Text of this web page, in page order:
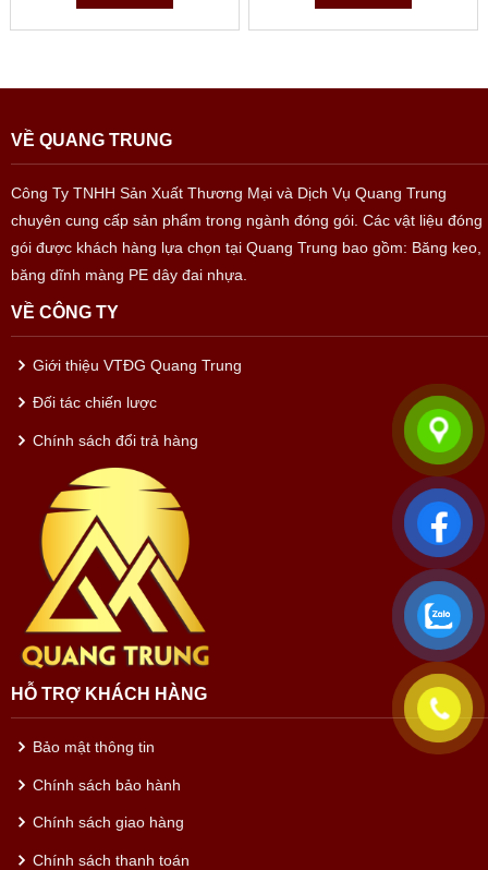
VỀ QUANG TRUNG
Công Ty TNHH Sản Xuất Thương Mại và Dịch Vụ Quang Trung
chuyên cung cấp sản phẩm trong ngành đóng gói. Các vật liệu đóng
gói được khách hàng lựa chọn tại Quang Trung bao gồm: Băng keo,
băng dĩnh màng PE dây đai nhựa.
VỀ CÔNG TY
Giới thiệu VTĐG Quang Trung
Đối tác chiến lược
Chính sách đổi trả hàng
HỖ TRỢ KHÁCH HÀNG
Bảo mật thông tin
Chính sách bảo hành
Chính sách giao hàng
Chính sách thanh toán